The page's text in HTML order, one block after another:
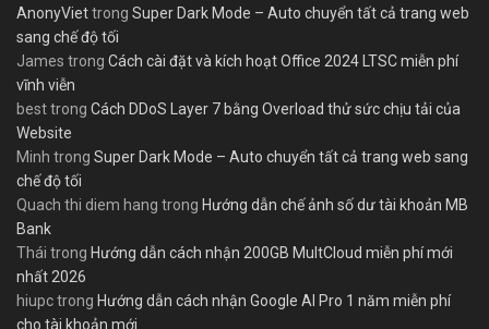
AnonyViettrong Super Dark Mode – Auto chuyển tất cả trang web
sang chế độ tối
James trong Cách cài đặt và kích hoạt Office 2024 LTSC miễn phí
vĩnh viễn
besttrong Cách DDoS Layer 7 bằng Overload thử sức chịu tải của
Website
Minh trong Super Dark Mode – Auto chuyển tất cả trang web sang
chế độ tối
Quach thi diem hang trong Hướng dẫn chế ảnh số dư tài khoản MB
Bank
Thái trong Hướng dẫn cách nhận 200GB MultCloud miễn phí mới
nhất 2026
hiupctrong Hướng dẫn cách nhận Google AI Pro 1 năm miễn phí
cho tài khoản mới